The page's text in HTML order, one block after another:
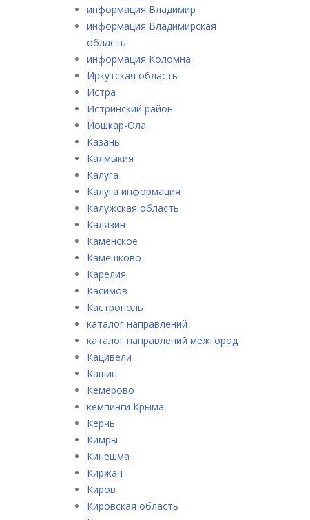
информация Владимир
информация Владимирская
область
информация Коломна
Иркутская область
Истра
Истринский район
Йошкар-Ола
Казань
Калмыкия
Калуга
Калуга информация
Калужская область
Калязин
Каменское
Камешково
Карелия
Касимов
Кастрополь
каталог направлений
каталог направлений межгород
Кацивели
Кашин
Кемерово
кемпинги Крыма
Керчь
Кимры
Кинешма
Киржач
Киров
Кировская область